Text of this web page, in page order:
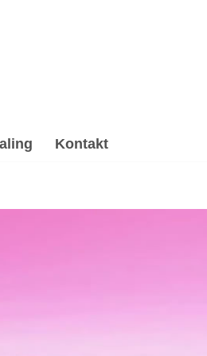
Kontakt
Psychotherapie
und ✓Psychotherapie